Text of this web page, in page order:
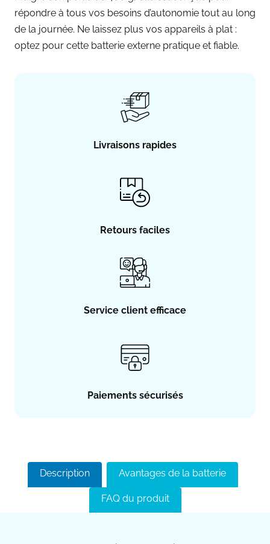
répondre à tous vos besoins d’autonomie tout au long
de la journée. Ne laissez plus vos appareils à plat :
optez pour cette batterie externe pratique et fiable.
Livraisons rapides
Retours faciles
Service client efficace
Paiements sécurisés
Description Avantages de la batterie
FAQ du produit